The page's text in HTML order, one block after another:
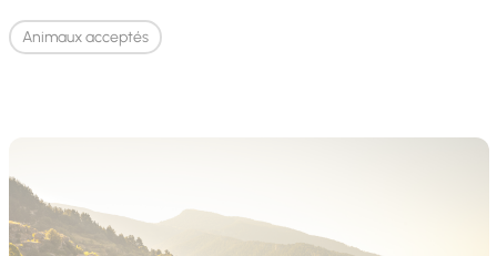
Animaux acceptés